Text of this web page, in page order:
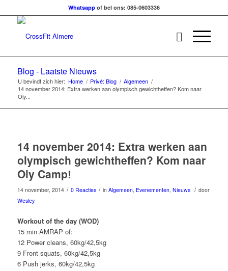
Whatsappof bel ons: 085-0603336
Blog - Laatste Nieuws
U bevindt zich hier: Home / Privé: Blog / Algemeen /
14 november 2014: Extra werken aan olympisch gewichtheffen? Kom naar
Oly...
14 november 2014: Extra werken aan
olympisch gewichtheffen? Kom naar
Oly Camp!
14 november, 2014 / 0 Reacties / in Algemeen, Evenementen, Nieuws / door
Wesley
Workout of the day (WOD)
15 min AMRAP of:
12 Power cleans, 60kg/42,5kg
9 Front squats, 60kg/42,5kg
6 Push jerks, 60kg/42,5kg